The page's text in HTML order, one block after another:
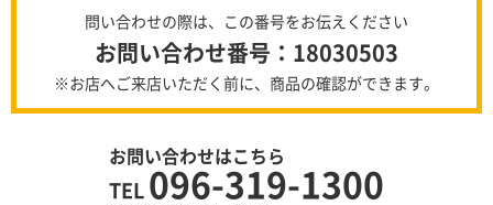
問い合わせの際は、この番号をお伝えください
お問い合わせ番号：18030503
※お店へご来店いただく前に、商品の確認ができます。
お問い合わせはこちら
TEL 096-319-1300